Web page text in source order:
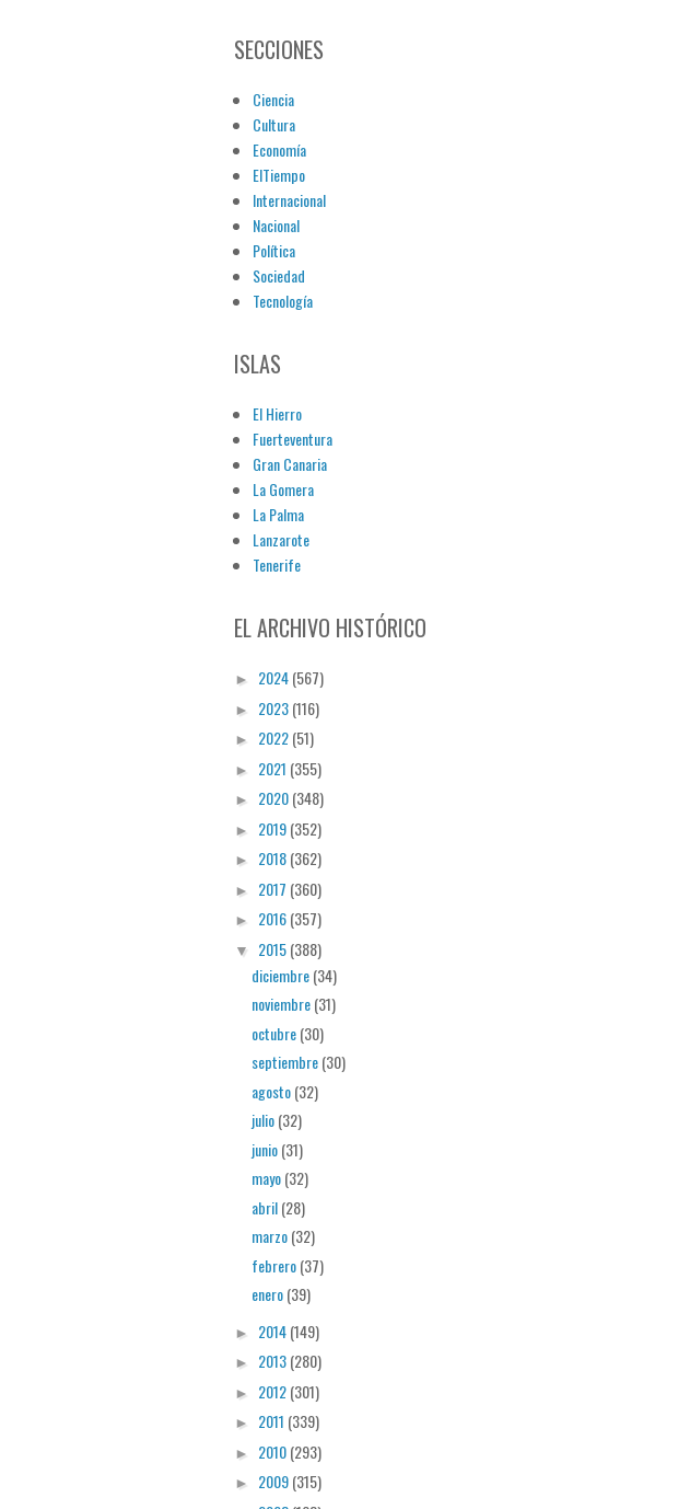
SECCIONES
Ciencia
Cultura
Economía
ElTiempo
Internacional
Nacional
Política
Sociedad
Tecnología
ISLAS
El Hierro
Fuerteventura
Gran Canaria
La Gomera
La Palma
Lanzarote
Tenerife
EL ARCHIVO HISTÓRICO
► 2024(567)
► 2023(116)
► 2022(51)
► 2021 (355)
► 2020(348)
► 2019(352)
► 2018(362)
► 2017 (360)
► 2016(357)
▼ 2015(388)
diciembre(34)
noviembre(31)
octubre(30)
septiembre(30)
agosto(32)
julio(32)
junio(31)
mayo(32)
abril(28)
marzo(32)
febrero(37)
enero(39)
► 2014(149)
► 2013(280)
► 2012(301)
► 2011 (339)
► 2010(293)
► 2009(315)